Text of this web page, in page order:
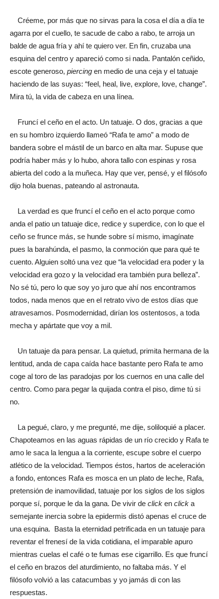
Créeme, por más que no sirvas para la cosa el día a día te
agarra por el cuello, te sacude de cabo a rabo, te arroja un
balde de agua fría y ahí te quiero ver. En fin, cruzaba una
esquina del centro y apareció como si nada. Pantalón ceñido,
escote generoso, piercing en medio de una ceja y el tatuaje
haciendo de las suyas: “feel, heal, live, explore, love, change”.
Mira tú, la vida de cabeza en una línea.
Fruncí el ceño en el acto. Un tatuaje. O dos, gracias a que
en su hombro izquierdo llameó “Rafa te amo” a modo de
bandera sobre el mástil de un barco en alta mar. Supuse que
podría haber más y lo hubo, ahora tallo con espinas y rosa
abierta del codo a la muñeca. Hay que ver, pensé, y el filósofo
dijo hola buenas, pateando al astronauta.
La verdad es que fruncí el ceño en el acto porque como
anda el patio un tatuaje dice, redice y superdice, con lo que el
ceño se frunce más, se hunde sobre sí mismo, imagínate
pues la barahúnda, el pasmo, la conmoción que para qué te
cuento. Alguien soltó una vez que “la velocidad era poder y la
velocidad era gozo y la velocidad era también pura belleza”.
No sé tú, pero lo que soy yo juro que ahí nos encontramos
todos, nada menos que en el retrato vivo de estos días que
atravesamos. Posmodernidad, dirían los ostentosos, a toda
mecha y apártate que voy a mil.
Un tatuaje da para pensar. La quietud, primita hermana de la
lentitud, anda de capa caída hace bastante pero Rafa te amo
coge al toro de las paradojas por los cuernos en una calle del
centro. Como para pegar la quijada contra el piso, dime tú si
no.
La pegué, claro, y me pregunté, me dije, soliloquié a placer.
Chapoteamos en las aguas rápidas de un río crecido y Rafa te
amo le saca la lengua a la corriente, escupe sobre el cuerpo
atlético de la velocidad. Tiempos éstos, hartos de aceleración
a fondo, entonces Rafa es mosca en un plato de leche, Rafa,
pretensión de inamovilidad, tatuaje por los siglos de los siglos
porque sí, porque le da la gana. De vivir de click en click a
semejante inercia sobre la epidermis distó apenas el cruce de
una esquina. Basta la eternidad petrificada en un tatuaje para
reventar el frenesí de la vida cotidiana, el imparable apuro
mientras cuelas el café o te fumas ese cigarrillo. Es que fruncí
el ceño en brazos del aturdimiento, no faltaba más. Y el
filósofo volvió a las catacumbas y yo jamás di con las
respuestas.